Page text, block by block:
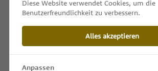
IMPRESSUM & KONTAKT
Diese Website verwendet Cookies, um die
Benutzerfreundlichkeit zu verbessern.
Alles akzeptieren
Anpassen